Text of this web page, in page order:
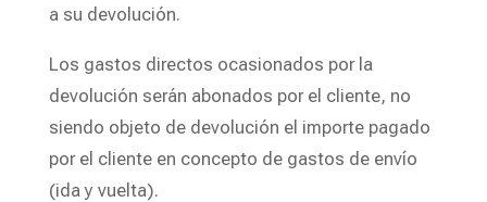
a su devolución.
Los gastos directos ocasionados por la
devolución serán abonados por el cliente, no
siendo objeto de devolución el importe pagado
por el cliente en concepto de gastos de envío
(ida y vuelta).